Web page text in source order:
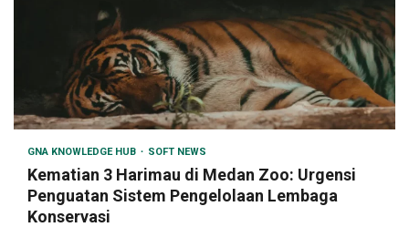
GNA KNOWLEDGE HUB SOFT NEWS
Kematian 3 Harimau di Medan Zoo: Urgensi
Penguatan Sistem Pengelolaan Lembaga
Konservasi